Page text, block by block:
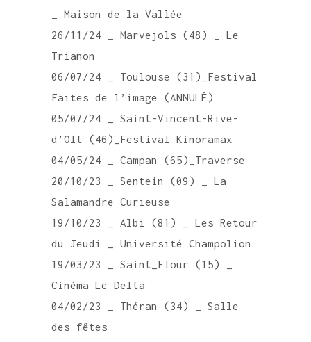
_ Maison de la Vallée
26/11/24 _ Marvejols (48) _ Le
Trianon
06/07/24 _ Toulouse (31)_Festival
Faites de l’image (ANNULÉ)
05/07/24 _ Saint-Vincent-Rive-
d’Olt (46)_Festival Kinoramax
04/05/24 _ Campan (65)_Traverse
20/10/23 _ Sentein (09) _ La
Salamandre Curieuse
19/10/23 _ Albi (81) _ Les Retour
du Jeudi _ Université Champolion
19/03/23 _ Saint_Flour (15) _
Cinéma Le Delta
04/02/23 _ Théran (34) _ Salle
des fêtes